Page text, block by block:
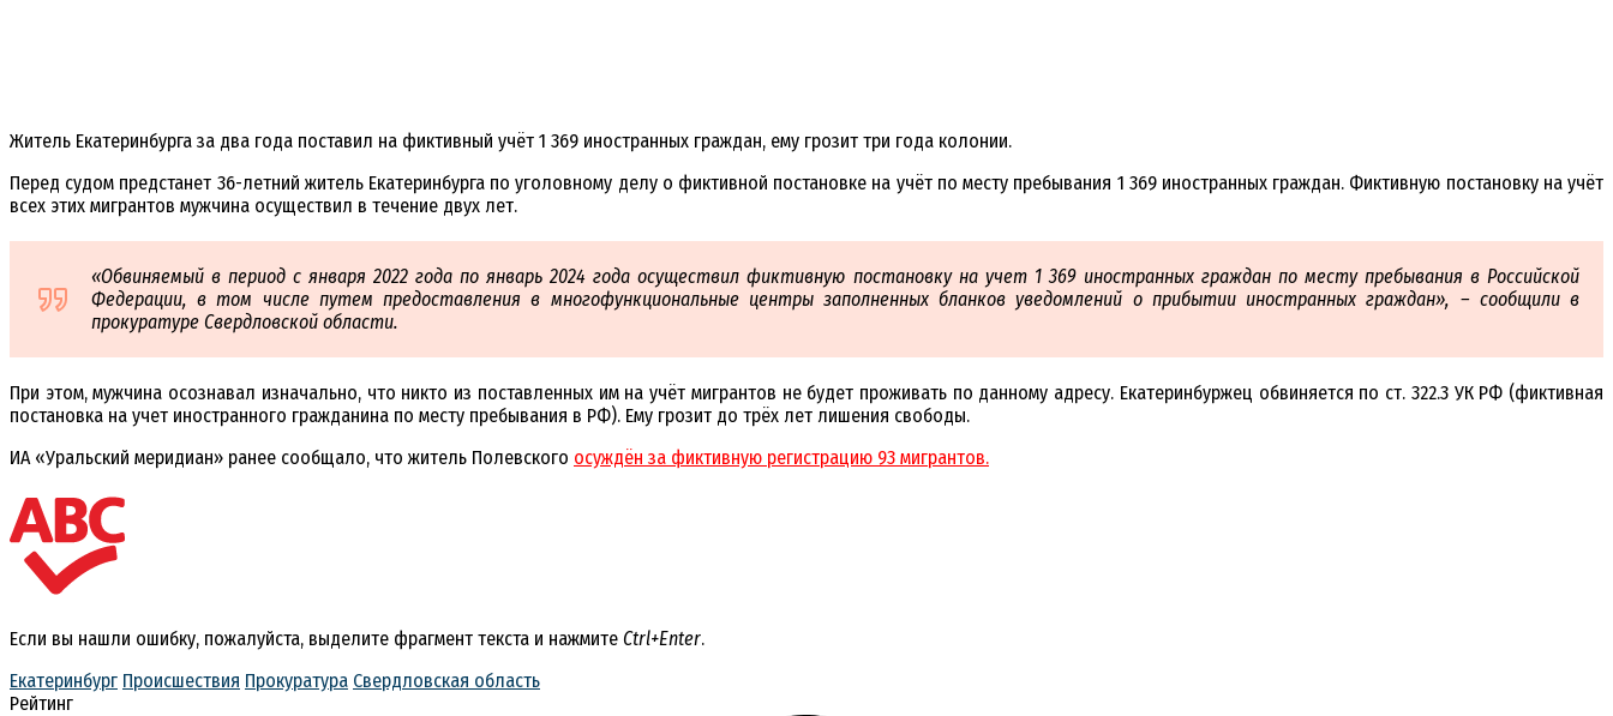
Житель Екатеринбурга за два года поставил на фиктивный учёт 1 369 иностранных граждан, ему грозит три года колонии.
Перед судом предстанет 36-летний житель Екатеринбурга по уголовному делу о фиктивной постановке на учёт по месту пребывания 1 369 иностранных граждан. Фиктивную постановку на учёт
всех этих мигрантов мужчина осуществил в течение двух лет.
«Обвиняемый в период с января 2022 года по январь 2024 года осуществил фиктивную постановку на учет 1 369 иностранных граждан по месту пребывания в Российской
Федерации, в том числе путем предоставления в многофункциональные центры заполненных бланков уведомлений о прибытии иностранных граждан», – сообщили в
прокуратуре Свердловской области.
При этом, мужчина осознавал изначально, что никто из поставленных им на учёт мигрантов не будет проживать по данному адресу. Екатеринбуржец обвиняется по ст. 322.3 УК РФ (фиктивная
постановка на учет иностранного гражданина по месту пребывания в РФ). Ему грозит до трёх лет лишения свободы.
ИА «Уральский меридиан» ранее сообщало, что житель Полевского осуждён за фиктивную регистрацию 93 мигрантов.
Если вы нашли ошибку, пожалуйста, выделите фрагмент текста и нажмите Ctrl+Enter.
Екатеринбург Происшествия Прокуратура Свердловская область
Рейтинг